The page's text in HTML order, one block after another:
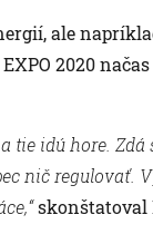
ale
2020
tie idú hore. Zdá
nič regulovať.
skonštatoval